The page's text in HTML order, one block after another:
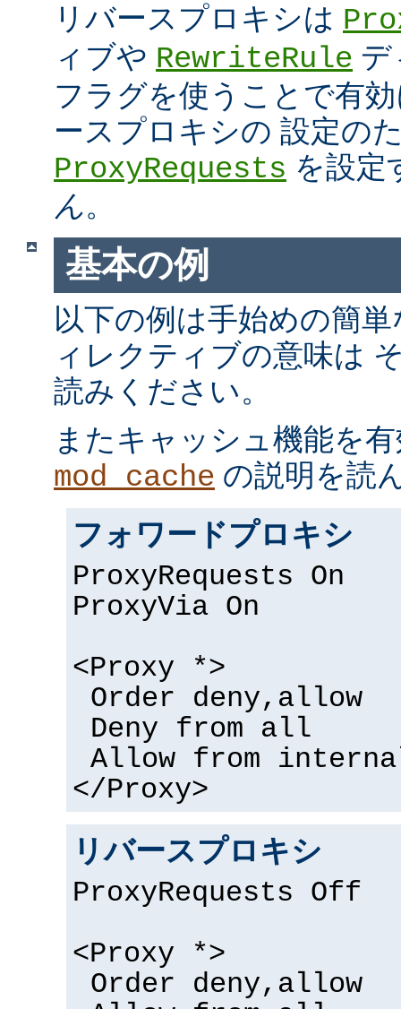
リバースプロキシは
ィブや RewriteRule
フラグを使うことで有
ースプロキシの 設定の
ProxyRequests を設定
ん。
基本の例
以下の例は手始めの簡
ィレクティブの意味は
読みください。
またキャッシュ機能を
mod_cache の説明を読
フォワードプロキシ
ProxyRequests On
ProxyVia On
<Proxy *>
Order deny,allow
Deny from all
Allow from
</Proxy>
リバースプロキシ
ProxyRequests Off
<Proxy *>
Order deny,allow